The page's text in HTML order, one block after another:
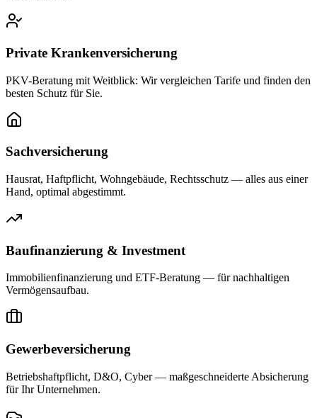
Private Krankenversicherung
PKV-Beratung mit Weitblick: Wir vergleichen Tarife und finden den
besten Schutz für Sie.
Sachversicherung
Hausrat, Haftpflicht, Wohngebäude, Rechtsschutz — alles aus einer
Hand, optimal abgestimmt.
Baufinanzierung & Investment
Immobilienfinanzierung und ETF-Beratung — für nachhaltigen
Vermögensaufbau.
Gewerbeversicherung
Betriebshaftpflicht, D&O, Cyber — maßgeschneiderte Absicherung
für Ihr Unternehmen.